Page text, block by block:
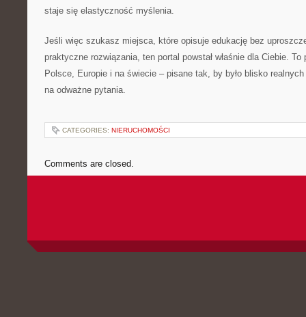
staje się elastyczność myślenia.
Jeśli więc szukasz miejsca, które opisuje edukację bez
praktyczne rozwiązania, ten portal powstał właśnie dla Ciebie.
Polsce, Europie i na świecie – pisane tak, by było blisko
na odważne pytania.
CATEGORIES: NIERUCHOMOŚCI
Comments are closed.